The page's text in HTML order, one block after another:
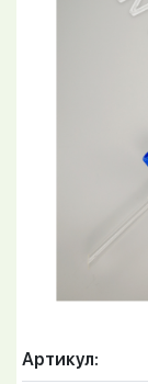
Артикул: